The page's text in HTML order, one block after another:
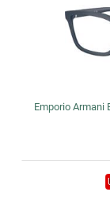
Emporio Armani